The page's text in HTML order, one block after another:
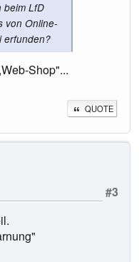
beim LfD
von Online-
erfunden?
Shop"...
QUOTE
#3